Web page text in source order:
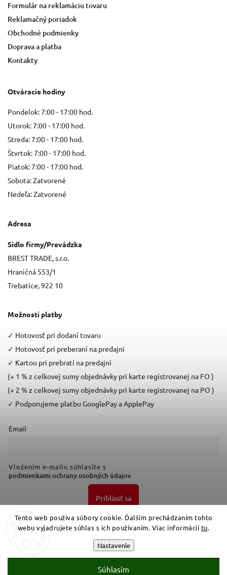
Tento web používa súbory cookie. Ďalším prechádzaním tohto
webu vyjadrujete súhlas s ich používaním. Viac informácií tu.
Nastavenie
Súhlasím
Formulár na reklamáciu tovaru
Reklamačný poriadok
Obchodné podmienky
Doprava a platba
Kontakty
Otváracie hodiny
Pondelok: 7:00 - 17:00 hod.
Utorok: 7:00 - 17:00 hod.
Streda: 7:00 - 17:00 hod.
Štvrtok: 7:00 - 17:00 hod.
Piatok: 7:00 - 17:00 hod.
Sobota: Zatvorené
Nedeľa: Zatvorené
Adresa
Sídlo firmy/Prevádzka
BREST TRADE, s.r.o.
Hraničná 553/1
Trebatice, 922 10
Možnosti platby
✓ Hotovosť pri dodaní tovaru
✓ Hotovosť pri preberaní na predajni
✓ Kartou pri prebratí na predajni
(+ 1 % z celkovej sumy objednávky pri karte registrovanej na FO )
(+ 2 % z celkovej sumy objednávky pri karte registrovanej na PO )
✓ Podporujeme platbu GooglePay a ApplePay
Email
Vložením e-mailu súhlasíte s
podmienkami ochrany osobných údajov
Prihlásiť sa